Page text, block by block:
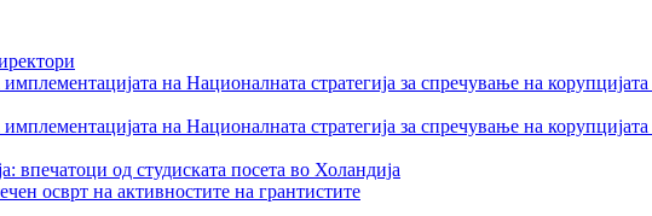
на Националната стратегија за спречување на
на Националната стратегија за спречување на
впечатоци од студиската посета во Холандија
осврт на активностите на грантистите